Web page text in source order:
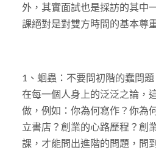
外，其實面試也是採訪的其中
課絕對是對雙方時間的基本尊
1、蛔蟲：不要問初階的蠢問
在每一個人身上的泛泛之論，
做，例如：你為何寫作？你為
立書店？創業的心路歷程？創
課，才能問出進階的問題，問